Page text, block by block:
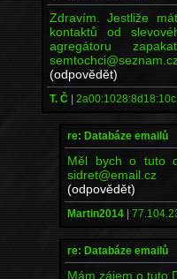
Zdravím. Jestliže
kontaktů od
agregátoru
(odpovědět)
T. Č |
re: Databáze emailů
Měl bych o tuto
sidret@email.cz
(odpovědět)
Martin2014 |
re: Databáze emailů
Mám zájem o tuto